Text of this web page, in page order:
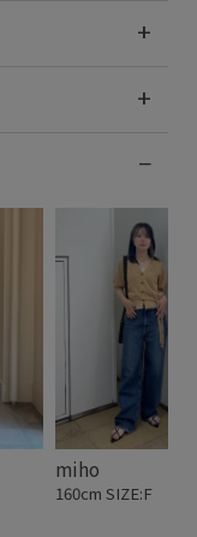
miho
160cm SIZE:F